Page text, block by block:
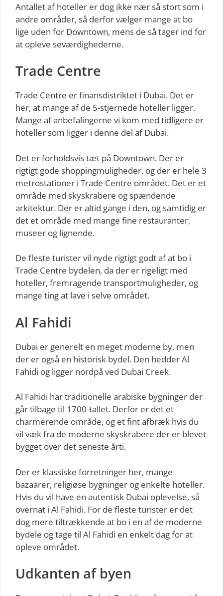
Antallet af hoteller er dog ikke nær så stort som i
andre områder, så derfor vælger mange at bo
lige uden for Downtown, mens de så tager ind for
at opleve seværdighederne.
Trade Centre
Trade Centre er finansdistriktet i Dubai. Det er
her, at mange af de 5-stjernede hoteller ligger.
Mange af anbefalingerne vi kom med tidligere er
hoteller som ligger i denne del af Dubai.
Det er forholdsvis tæt på Downtown. Der er
rigtigt gode shoppingmuligheder, og der er hele 3
metrostationer i Trade Centre området. Det er et
område med skyskrabere og spændende
arkitektur. Der er altid gange i den, og samtidig er
det et område med mange fine restauranter,
museer og lignende.
De fleste turister vil nyde rigtigt godt af at bo i
Trade Centre bydelen, da der er rigeligt med
hoteller, fremragende transportmuligheder, og
mange ting at lave i selve området.
Al Fahidi
Dubai er generelt en meget moderne by, men
der er også en historisk bydel. Den hedder Al
Fahidi og ligger nordpå ved Dubai Creek.
Al Fahidi har traditionelle arabiske bygninger der
går tilbage til 1700-tallet. Derfor er det et
charmerende område, og et fint afbræk hvis du
vil væk fra de moderne skyskrabere der er blevet
bygget over det seneste årti.
Der er klassiske forretninger her, mange
bazaarer, religiøse bygninger og enkelte hoteller.
Hvis du vil have en autentisk Dubai oplevelse, så
overnat i Al Fahidi. For de fleste turister er det
dog mere tiltrækkende at bo i en af de moderne
bydele og tage til Al Fahidi en enkelt dag for at
opleve området.
Udkanten af byen